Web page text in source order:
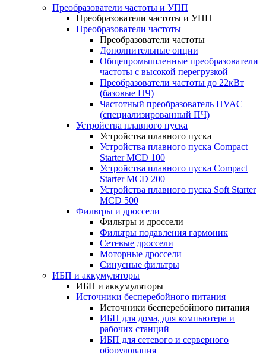
Преобразователи частоты и УПП
Преобразователи частоты и УПП
Преобразователи частоты
Преобразователи частоты
Дополнительные опции
Общепромышленные преобразователи
частоты с высокой перегрузкой
Преобразователи частоты до 22кВт
(базовые ПЧ)
Частотный преобразователь HVAC
(специализированный ПЧ)
Устройства плавного пуска
Устройства плавного пуска
Устройства плавного пуска Compact
Starter MCD 100
Устройства плавного пуска Compact
Starter MCD 200
Устройства плавного пуска Soft Starter
MCD 500
Фильтры и дроссели
Фильтры и дроссели
Фильтры подавления гармоник
Сетевые дроссели
Моторные дроссели
Синусные фильтры
ИБП и аккумуляторы
ИБП и аккумуляторы
Источники бесперебойного питания
Источники бесперебойного питания
ИБП для дома, для компьютера и
рабочих станций
ИБП для сетевого и серверного
оборудования